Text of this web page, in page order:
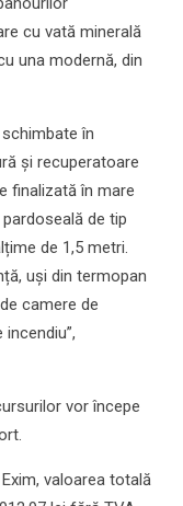
cu vată minerală
una modernă, din
în
și recuperatoare
finalizată în mare
de tip
de 1,5 metri.
uși din termopan
camere de
vor începe
valoarea totală